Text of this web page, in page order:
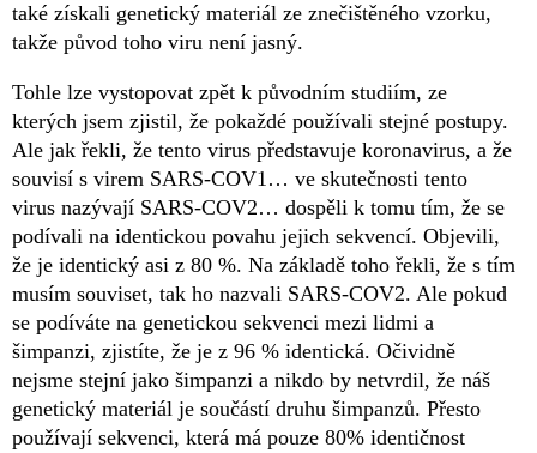
také získali genetický materiál ze znečištěného vzorku,
takže původ toho viru není jasný.
Tohle lze vystopovat zpět k původním studiím, ze
kterých jsem zjistil, že pokaždé používali stejné postupy.
Ale jak řekli, že tento virus představuje koronavirus, a že
souvisí s virem SARS-COV1… ve skutečnosti tento
virus nazývají SARS-COV2… dospěli k tomu tím, že se
podívali na identickou povahu jejich sekvencí. Objevili,
že je identický asi z 80 %. Na základě toho řekli, že s tím
musím souviset, tak ho nazvali SARS-COV2. Ale pokud
se podíváte na genetickou sekvenci mezi lidmi a
šimpanzi, zjistíte, že je z 96 % identická. Očividně
nejsme stejní jako šimpanzi a nikdo by netvrdil, že náš
genetický materiál je součástí druhu šimpanzů. Přesto
používají sekvenci, která má pouze 80% identičnost